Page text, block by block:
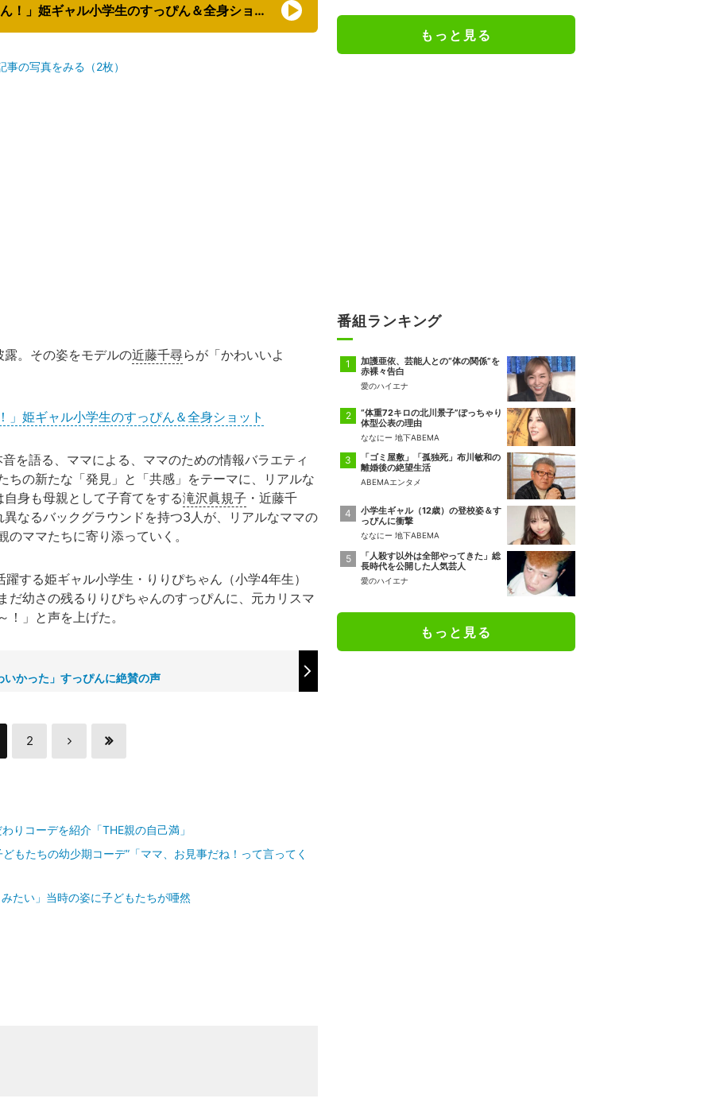
【映像】「ほっそ！お人形さんじゃん！」姫ギャル小学生のすっぴん＆全身ショット
事の写真をみる（2枚）
。その姿をモデルの近藤千尋らが「かわいいよ
姫ギャル小学生のすっぴん＆全身ショット
を語る、ママによる、ママのための情報バラエティ
ちの新たな「発見」と「共感」をテーマに、リアルな
身も母親として子育てをする滝沢眞規子 ・近藤千
なるバックグラウンドを持つ3人が、リアルなママの
ママたちに寄り添っていく。
する姫ギャル小学生・りりぴちゃん（小学4年生）
だ幼さの残るりりぴちゃんのすっぴんに、元カリスマ
」と声を上げた。
かった」すっぴんに絶賛の声
2
りコーデを紹介「THE親の自己満」
もたちの幼少期コーデ”「ママ、お見事だね！って言ってく
たい」当時の姿に子どもたちが唖然
もっと見る
番組ランキング
加護亜依、芸能人との“体の関係”を
赤裸々告白
愛のハイエナ
“体重72キロの北川景子”ぽっちゃり
体型公表の理由
ななにー 地下ABEMA
「ゴミ屋敷」「孤独死」布川敏和の
離婚後の絶望生活
ABEMAエンタメ
小学生ギャル（12歳）の登校姿＆す
っぴんに衝撃
ななにー 地下ABEMA
「人殺す以外は全部やってきた」総
長時代を公開した人気芸人
愛のハイエナ
もっと見る